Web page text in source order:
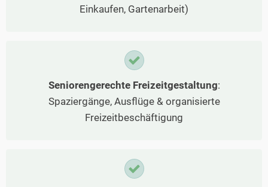
Einkaufen, Gartenarbeit)
Seniorengerechte Freizeitgestaltung:
Spaziergänge, Ausflüge & organisierte
Freizeitbeschäftigung